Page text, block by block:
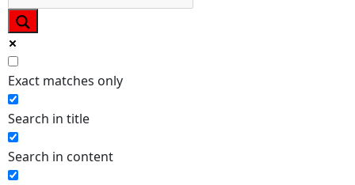
Exact matches only
Search in title
Search in content
cookies no
Son
para que
web y que